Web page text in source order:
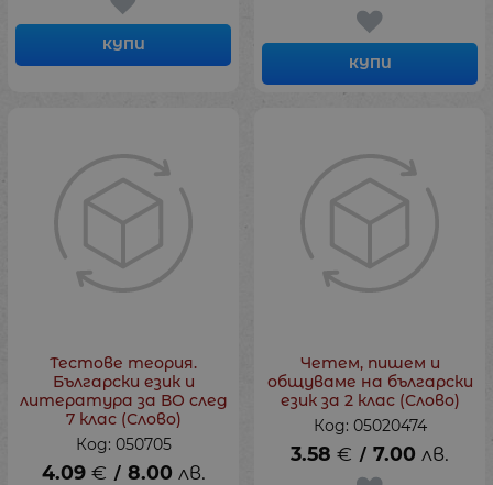
КУПИ
КУПИ
Тестове теория.
Български език и
литература за ВО след
7 клас (Слово)
Код: 050705
4.09 € / 8.00 лв.
Четем, пишем и
общуваме на български
език за 2 клас (Слово)
Код: 05020474
3.58 € / 7.00 лв.